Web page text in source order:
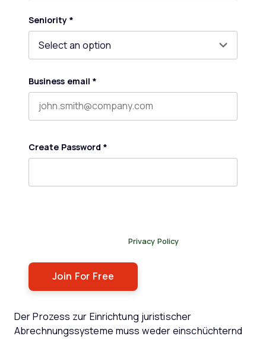
Seniority *
Business email *
Create Password *
Privacy Policy
Der Prozess zur Einrichtung juristischer
Abrechnungssysteme muss weder einschüchternd